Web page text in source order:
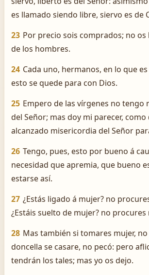
es llamado siendo libre, siervo es de
23 Por precio sois comprados; no os
de los hombres.
24 Cada uno, hermanos, en lo que
esto se quede para con Dios.
25 Empero de las vírgenes no tengo
del Señor; mas doy mi parecer, como
alcanzado misericordia del Señor
26 Tengo, pues, esto por bueno á
necesidad que apremia, que bueno
estarse así.
27 ¿Estás ligado á mujer? no
¿Estáis suelto de mujer? no procures
28 Mas también si tomares mujer, no
doncella se casare, no pecó: pero
tendrán los tales; mas yo os dejo.